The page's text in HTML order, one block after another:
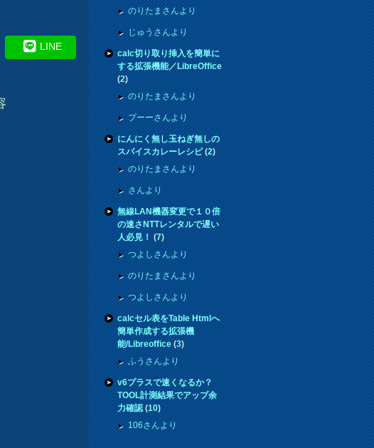
LINE
のりたまさんより
じゅうさんより
calc切り取り挿入を簡単に
する拡張機能／LibreOffice
(2)
のりたまさんより
プーーさんより
にんにく無し玉ねぎ無しの
スパイスカレーレシピ(2)
のりたまさんより
さんより
無線LAN機器変更で１０倍
の速さNTTレンタルで遅い
人必見！(7)
つよしさんより
のりたまさんより
つよしさんより
calcセル表をTable Htmlへ
簡単作成する拡張機
能/Libreoffice(3)
ふうさんより
v6プラスで速くなるか？
TOOL計測結果でアップ余
力確認(10)
106さんより